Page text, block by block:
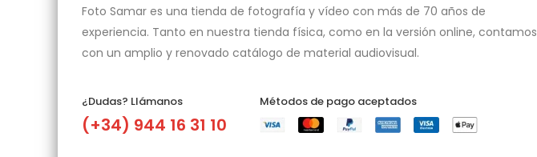
Foto Samar es una tienda de fotografía y vídeo con más de 70 años de
experiencia. Tanto en nuestra tienda física, como en la versión online, contamos
con un amplio y renovado catálogo de material audiovisual.
¿Dudas? Llámanos​
(+34) 944 16 31 10
Métodos de pago aceptados